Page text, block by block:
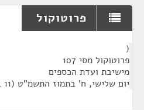
פרוטוקול
(
פרוטוקול מסי 107
מישיבת ועדת הכספים
יום שלישי, ח' בתמוז התשמ"ט (11 ביולי 1989). שעה 00;10